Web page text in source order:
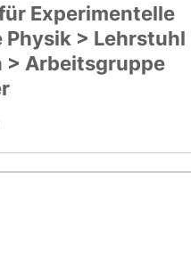
Experimentelle
> Lehrstuhl
> Arbeitsgruppe